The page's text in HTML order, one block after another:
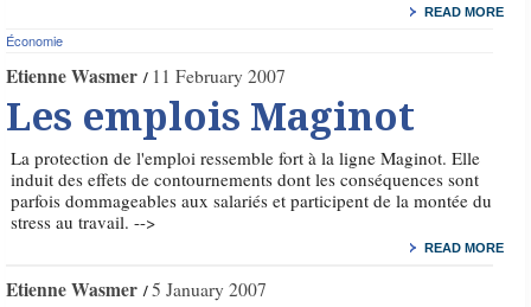
READ MORE
Économie
Etienne Wasmer 11 February 2007
Les emplois Maginot
La protection de l'emploi ressemble fort à la ligne Maginot. Elle
induit des effets de contournements dont les conséquences sont
parfois dommageables aux salariés et participent de la montée du
stress au travail. -->
READ MORE
Etienne Wasmer 5 January 2007